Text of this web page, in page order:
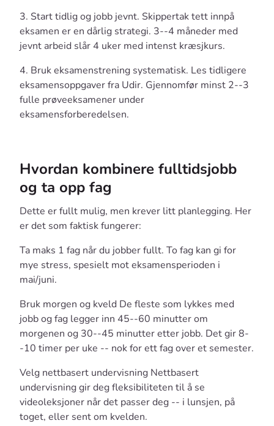
3. Start tidlig og jobb jevnt. Skippertak tett innpå
eksamen er en dårlig strategi. 3--4 måneder med
jevnt arbeid slår 4 uker med intenst kræsjkurs.
4. Bruk eksamenstrening systematisk. Les tidligere
eksamensoppgaver fra Udir. Gjennomfør minst 2--3
fulle prøveeksamener under
eksamensforberedelsen.
Hvordan kombinere fulltidsjobb
og ta opp fag
Dette er fullt mulig, men krever litt planlegging. Her
er det som faktisk fungerer:
Ta maks 1 fag når du jobber fullt. To fag kan gi for
mye stress, spesielt mot eksamensperioden i
mai/juni.
Bruk morgen og kveld De fleste som lykkes med
jobb og fag legger inn 45--60 minutter om
morgenen og 30--45 minutter etter jobb. Det gir 8-
-10 timer per uke -- nok for ett fag over et semester.
Velg nettbasert undervisning Nettbasert
undervisning gir deg fleksibiliteten til å se
videoleksjoner når det passer deg -- i lunsjen, på
toget, eller sent om kvelden.